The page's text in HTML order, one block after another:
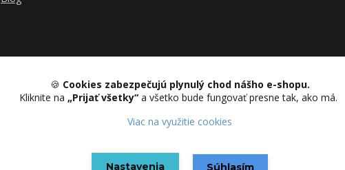
Upravit sběr cookies.
Vytvorené na Eshop-rychlo.sk
🍪 Cookies zabezpečujú plynulý chod nášho e-shopu.
Kliknite na „Prijať všetky“ a všetko bude fungovať presne tak, ako má.
Viac na využitie cookies
Nastavenia Súhlasím